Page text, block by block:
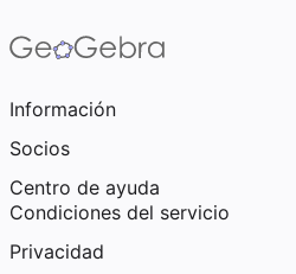
Información
Socios
Centro de ayuda
Condiciones del servicio
Privacidad